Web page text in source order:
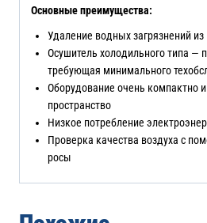
Основные преимущества:
Удаление водных загрязнений
Осушитель холодильного типа —
требующая минимального
Оборудование очень компактно
пространство
Низкое потребление
Проверка качества воздуха с
росы